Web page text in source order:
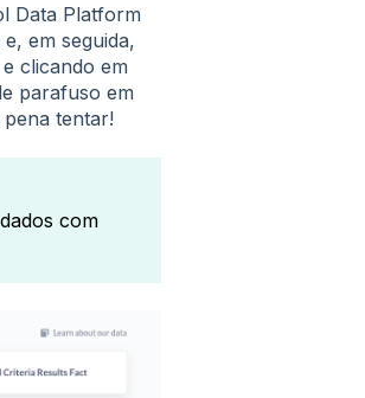
Data Platform
em seguida,
clicando em
parafuso em
tentar!
com